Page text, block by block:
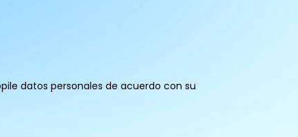
datos personales de acuerdo con su